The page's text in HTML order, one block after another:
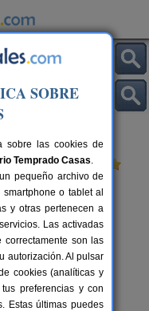
26 pers.
desde25 €
SOBRE
sobre las cookies de
Temprado Casas.
pequeño archivo de
o tablet al
y otras pertenecen a
Las activadas
son las
autorización. Al pulsar
cookies (analíticas y
preferencias y con
Estas últimas puedes